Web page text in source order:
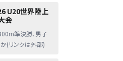
U20世界陸上
会
準決勝、男子
(リンクは外部)